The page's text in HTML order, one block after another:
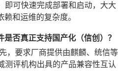
即可快速完成部署和启动，大大
和运维的复杂度。
否真正支持国产化（信创）？
，要求厂商提供由麒麟、统信等
测评机构出具的产品兼容性互认